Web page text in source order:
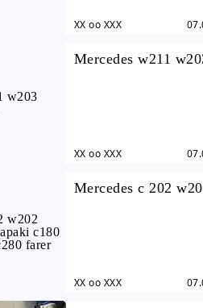
XX oo XXX
Mercedes w211
XX oo XXX
Mercedes c 202
XX oo XXX